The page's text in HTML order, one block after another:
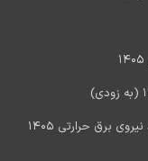
آخرین اخبار استخدام شرکت مادر تخصصی تولید نیروی برق حرارتی 1405